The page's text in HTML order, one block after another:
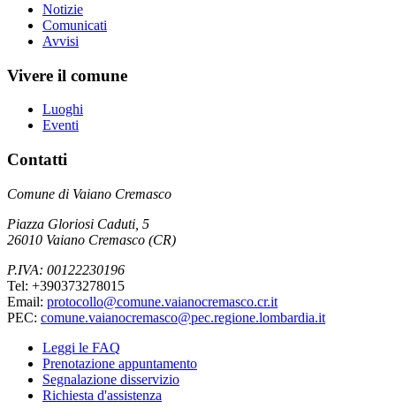
Notizie
Comunicati
Avvisi
Vivere il comune
Luoghi
Eventi
Contatti
Comune di Vaiano Cremasco
Piazza Gloriosi Caduti, 5
26010 Vaiano Cremasco (CR)
P.IVA: 00122230196
Tel: +390373278015
Email: protocollo@comune.vaianocremasco.cr.it
PEC: comune.vaianocremasco@pec.regione.lombardia.it
Leggi le FAQ
Prenotazione appuntamento
Segnalazione disservizio
Richiesta d'assistenza